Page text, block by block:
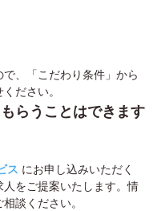
、「こだわり条件」から
ださい。
らうことはできます
ス にお申し込みいただく
をご提案いたします。情
談ください。